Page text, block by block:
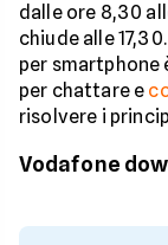
dalle ore 8,30
chiude alle
per smartphone
per chattare e
risolvere i
Vodafone